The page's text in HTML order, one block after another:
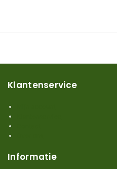
Klantenservice
Informatie